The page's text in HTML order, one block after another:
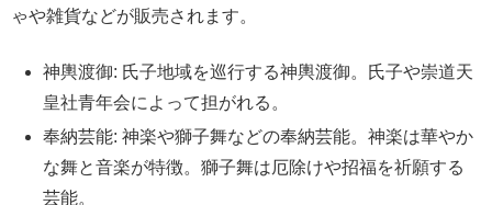
ゃや雑貨などが販売されます。
神輿渡御: 氏子地域を巡行する神輿渡御。氏子や崇道天
皇社青年会によって担がれる。
奉納芸能: 神楽や獅子舞などの奉納芸能。神楽は華やか
な舞と音楽が特徴。獅子舞は厄除けや招福を祈願する
芸能。